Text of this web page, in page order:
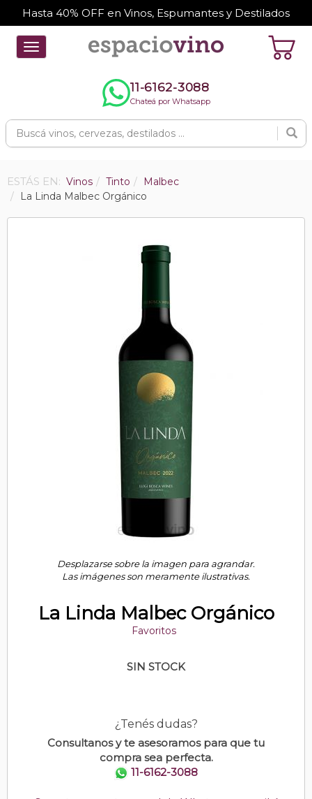
Hasta 40% OFF en Vinos, Espumantes y Destilados
Toggle
navigation
11-6162-3088
Chateá por Whatsapp
ESTÁS EN: Vinos Tinto
Malbec
La Linda Malbec Orgánico
Desplazarse sobre la imagen para agrandar.
Las imágenes son meramente ilustrativas.
La Linda Malbec Orgánico
Favoritos
SIN STOCK
¿Tenés dudas?
Consultanos y te asesoramos para que tu
compra sea perfecta.
11-6162-3088